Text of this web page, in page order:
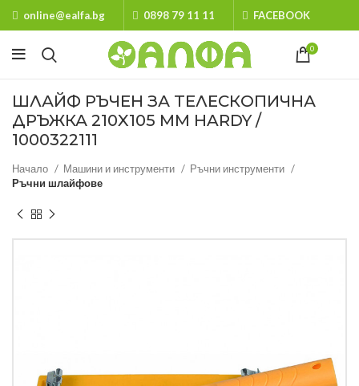
online@ealfa.bg 0898 79 11 11 FACEBOOK
0
ШЛАЙФ РЪЧЕН ЗА ТЕЛЕСКОПИЧНА
ДРЪЖКА 210X105 ММ HARDY /
1000322111
Начало Машини и инструменти
Ръчни инструменти
Ръчни шлайфове